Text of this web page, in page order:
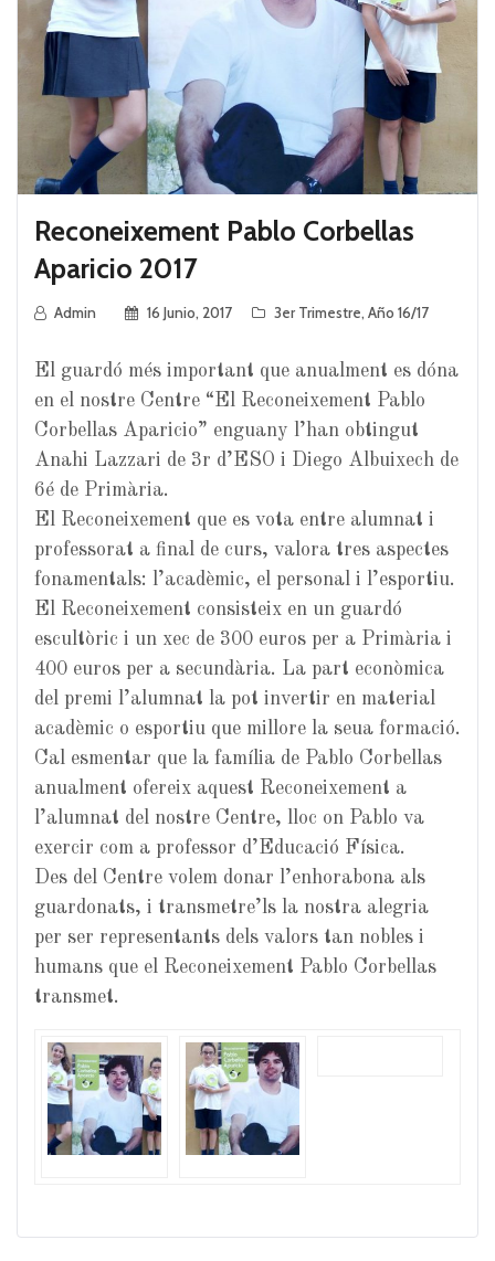
Reconeixement Pablo Corbellas
Aparicio 2017
Admin 16 Junio, 2017 3er Trimestre, Año 16/17
El guardó més important que anualment es dóna
en el nostre Centre “El Reconeixement Pablo
Corbellas Aparicio” enguany l’han obtingut
Anahi Lazzari de 3r d’ESO i Diego Albuixech de
6é de Primària.
El Reconeixement que es vota entre alumnat i
professorat a final de curs, valora tres aspectes
fonamentals: l’acadèmic, el personal i l’esportiu.
El Reconeixement consisteix en un guardó
escultòric i un xec de 300 euros per a Primària i
400 euros per a secundària. La part econòmica
del premi l’alumnat la pot invertir en material
acadèmic o esportiu que millore la seua formació.
Cal esmentar que la família de Pablo Corbellas
anualment ofereix aquest Reconeixement a
l’alumnat del nostre Centre, lloc on Pablo va
exercir com a professor d’Educació Física.
Des del Centre volem donar l’enhorabona als
guardonats, i transmetre’ls la nostra alegria
per ser representants dels valors tan nobles i
humans que el Reconeixement Pablo Corbellas
transmet.